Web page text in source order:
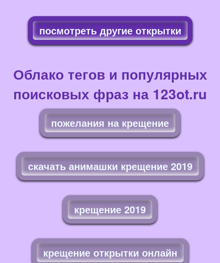
посмотреть другие открытки
Облако тегов и популярных
поисковых фраз на 123ot.ru
пожелания на крещение
скачать анимашки крещение 2019
крещение 2019
крещение открытки онлайн